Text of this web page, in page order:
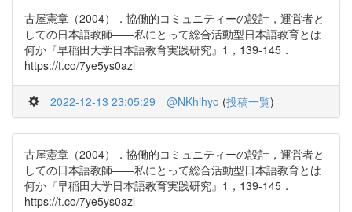
古屋憲章（2004）．協働的コミュニティーの設計，運営者と
しての日本語教師――私にとって総合活動型日本語教育とは
何か『早稲田大学日本語教育実践研究』1，139-145．
https://t.co/7ye5ys0azl
2022-12-13 23:05:29 @NKhihyo (投稿一覧)
古屋憲章（2004）．協働的コミュニティーの設計，運営者と
しての日本語教師――私にとって総合活動型日本語教育とは
何か『早稲田大学日本語教育実践研究』1，139-145．
https://t.co/7ye5ys0azl